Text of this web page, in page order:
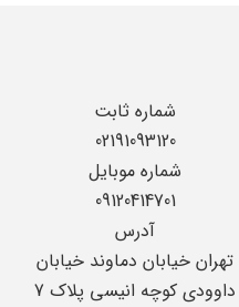
شماره ثابت
02191093120
شماره موبایل
09120414701
آدرس
تهران خیابان دماوند خیابان
داوودی کوچه انیسی پلاک 7